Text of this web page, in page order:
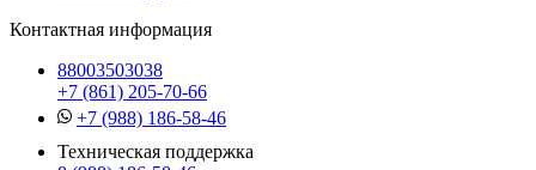
Контактная информация
88003503038
+7 (861) 205-70-66
+7 (988) 186-58-46
Техническая поддержка